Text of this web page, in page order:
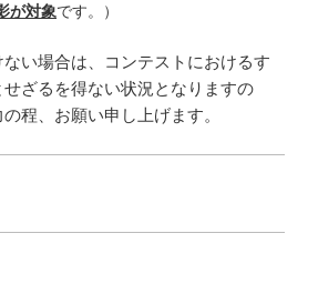
が対象です。）
い場合は、コンテストにおけるす
ざるを得ない状況となりますの
程、お願い申し上げます。